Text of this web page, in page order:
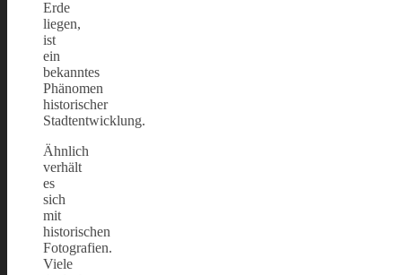
Erde
liegen,
ist
ein
bekanntes
Phänomen
historischer
Stadtentwicklung.
Ähnlich
verhält
es
sich
mit
historischen
Fotografien.
Viele